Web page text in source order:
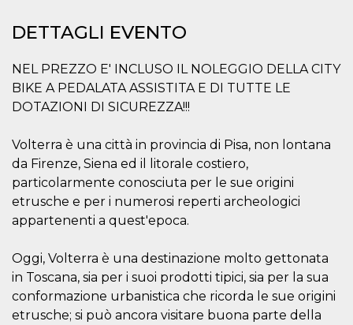
DETTAGLI EVENTO
NEL PREZZO E' INCLUSO IL NOLEGGIO DELLA CITY
BIKE A PEDALATA ASSISTITA E DI TUTTE LE
DOTAZIONI DI SICUREZZA!!!
Volterra è una città in provincia di Pisa, non lontana
da Firenze, Siena ed il litorale costiero,
particolarmente conosciuta per le sue origini
etrusche e per i numerosi reperti archeologici
appartenenti a quest'epoca.
Oggi, Volterra è una destinazione molto gettonata
in Toscana, sia per i suoi prodotti tipici, sia per la sua
conformazione urbanistica che ricorda le sue origini
etrusche; si può ancora visitare buona parte della
Storage declaration
Nome
Storage
type
Descrizione
storage
storage
cn_uc__
Local
storage
Provider /
Dominio
Descrizione